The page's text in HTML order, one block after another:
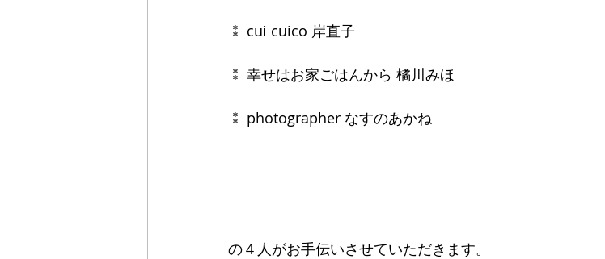
⁑ cui cuico 岸直子
⁑ 幸せはお家ごはんから 橘川みほ
⁑ photographer なすのあかね
の４人がお手伝いさせていただきます。